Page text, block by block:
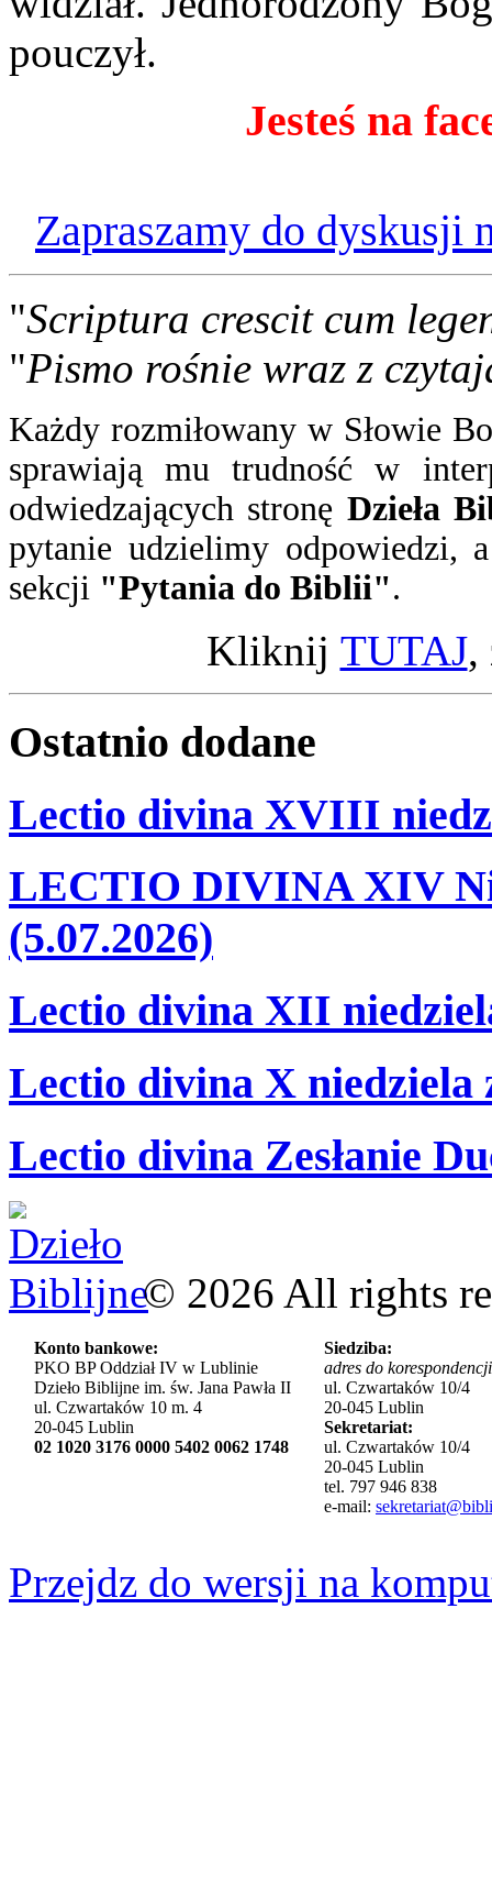
pouczył.
Jesteś na
Zapraszamy do dyskusji
"Scriptura crescit cum
"Pismo rośnie wraz z
Każdy rozmiłowany w Słowie
sprawiają mu trudność w
odwiedzających stronę Dzieła
pytanie udzielimy odpowiedzi,
sekcji "Pytania do Biblii".
Kliknij TUTAJ,
Ostatnio dodane
Lectio divina XVIII
LECTIO DIVINA XIV
(5.07.2026)
Lectio divina XII
Lectio divina X niedziela
Lectio divina Zesłanie
© 2026 All rights
Konto bankowe:
PKO BP Oddział IV w Lublinie
Dzieło Biblijne im. św. Jana Pawła II
ul. Czwartaków 10 m. 4
20-045 Lublin
02 1020 3176 0000 5402 0062 1748
Siedziba:
adres do
ul. Czwartaków 10/4
20-045 Lublin
Sekretariat:
ul. Czwartaków 10/4
20-045 Lublin
tel. 797 946 838
e-mail:
Przejdz do wersji na